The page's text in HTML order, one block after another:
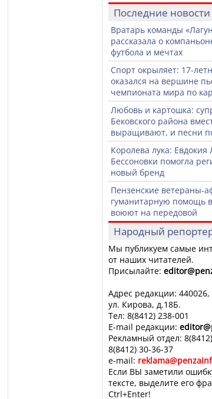
Последние новости
Вратарь команды
рассказала о
футбола и мечтах
Спорт окрыляет: 17-
оказался на вершине
чемпионата мира по
Любовь и картошка:
Бековского района
выращивают, и песни
Королева лука: Евдокия
Бессоновки помогла
новый бренд
Пензенские ветераны-
гуманитарную помощь
воюют на передовой
Народный
Мы публикуем самые
от наших читателей.
Присылайте: editor
Адрес редакции: 440026,
ул. Кирова, д.18Б.
Тел: 8(8412) 238-001
E-mail редакции: editor
Рекламный отдел:
8(8412) 30-36-37
e-mail:
Если ВЫ заметили
тексте, выделите его
Ctrl+Enter!